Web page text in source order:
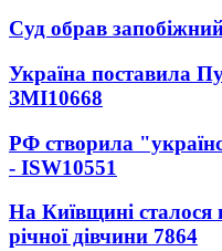
Суд обрав
Україна поставила
ЗМІ10668
РФ створила
- ISW10551
На Київщині сталося
річної дівчини 7864